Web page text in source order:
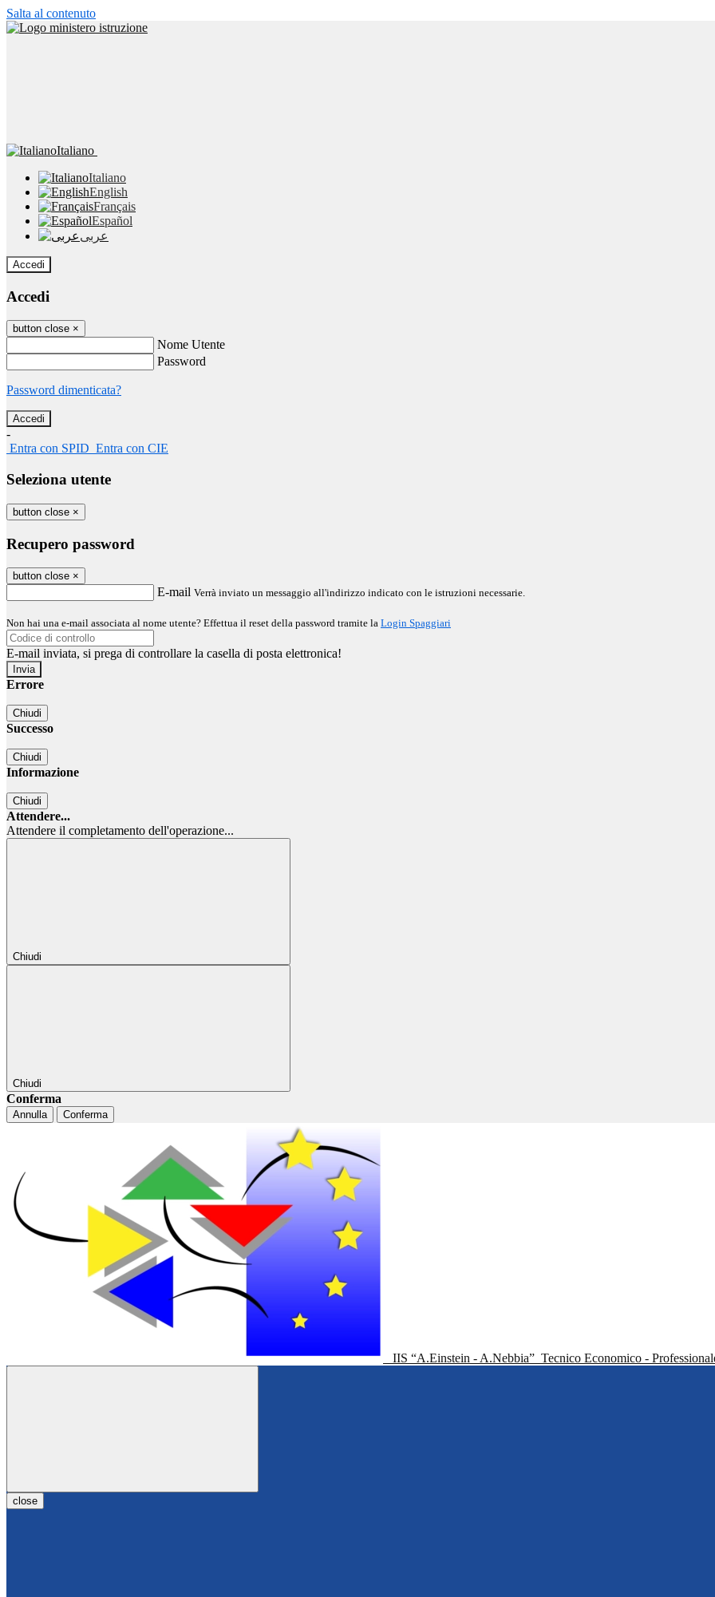
Salta al contenuto
Italiano
Italiano
English
Français
Español
عربى
Accedi
Accedi
button close ×
Nome Utente
Password
Password dimenticata?
-
Entra con SPID Entra con CIE
Seleziona utente
button close ×
Recupero password
button close ×
E-mail Verrà inviato un messaggio all'indirizzo indicato con le istruzioni necessarie.
Non hai una e-mail associata al nome utente? Effettua il reset della password tramite la Login Spaggiari
E-mail inviata, si prega di controllare la casella di posta elettronica!
Errore
Chiudi
Successo
Chiudi
Informazione
Chiudi
Attendere...
Attendere il completamento dell'operazione...
Chiudi
Chiudi
Conferma
Annulla Conferma
IIS “A.Einstein - A.Nebbia” Tecnico Economico -
close